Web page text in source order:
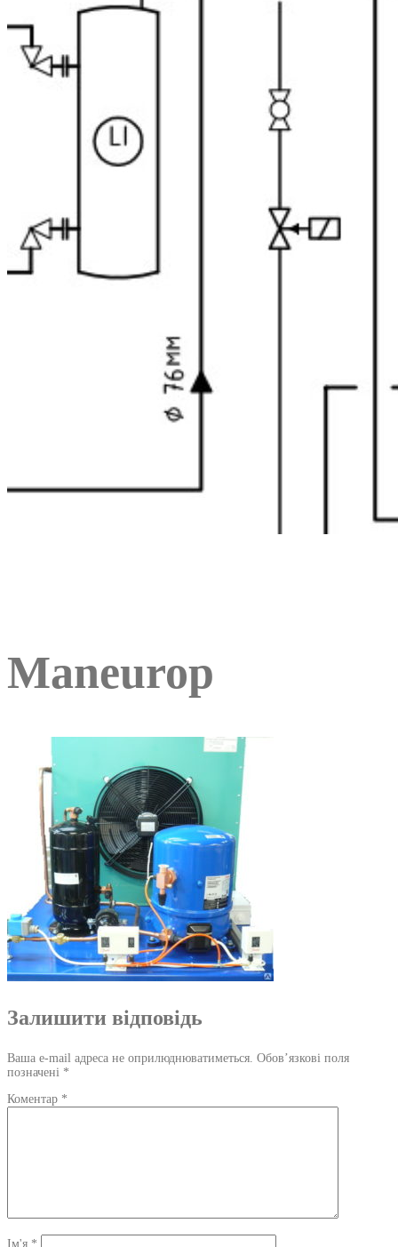
Maneurop
Залишити відповідь
Ваша e-mail адреса не оприлюднюватиметься. Обов’язкові поля
позначені *
Коментар *
Ім'я *